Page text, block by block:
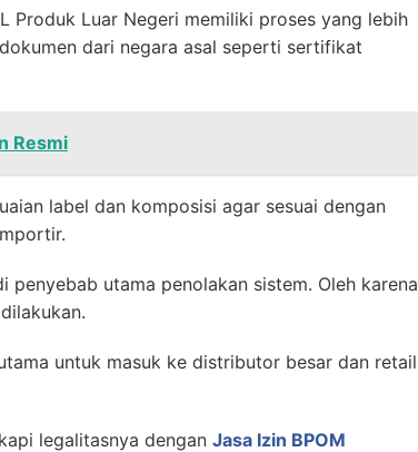
Produk Luar Negeri memiliki proses yang lebih
dari negara asal seperti sertifikat
Resmi
label dan komposisi agar sesuai dengan
penyebab utama penolakan sistem. Oleh karena
untuk masuk ke distributor besar dan retail
legalitasnya dengan Jasa Izin BPOM